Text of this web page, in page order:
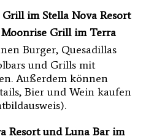
im Stella Nova Resort
Grill im Terra
Burger, Quesadillas
und Grills mit
Außerdem können
Bier und Wein kaufen
Resort und Luna Bar im